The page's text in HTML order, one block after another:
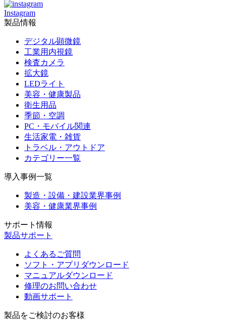
Instagram
製品情報
デジタル顕微鏡
工業用内視鏡
検査カメラ
拡大鏡
LEDライト
美容・健康製品
衛生用品
季節・空調
PC・モバイル関連
生活家電・雑貨
トラベル・アウトドア
カテゴリー一覧
導入事例一覧
製造・設備・建設業界事例
美容・健康業界事例
サポート情報
製品サポート
よくあるご質問
ソフト・アプリダウンロード
マニュアルダウンロード
修理のお問い合わせ
動画サポート
製品をご検討のお客様